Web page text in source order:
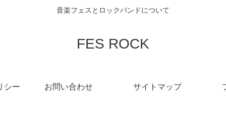
音楽フェスとロックバンドについて
FES ROCK
シー お問い合わせ サイトマップ